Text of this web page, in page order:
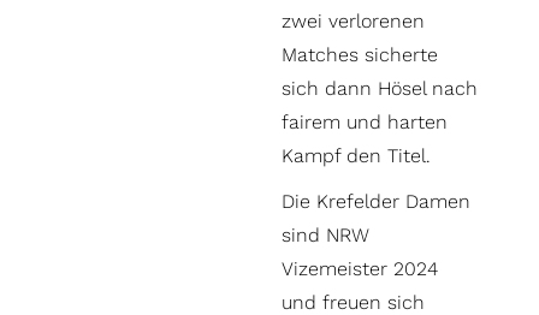
zwei verlorenen
Matches sicherte
sich dann Hösel nach
fairem und harten
Kampf den Titel.
Die Krefelder Damen
sind NRW
Vizemeister 2024
und freuen sich